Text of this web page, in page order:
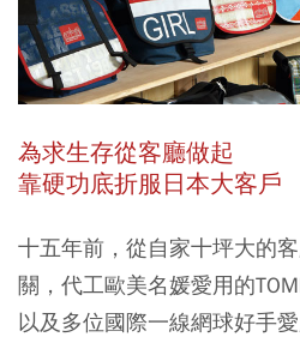
為求生存從客廳做起
靠硬功底折服日本大客戶
十五年前，從自家十坪大的
關，代工歐美名媛愛用的
以及多位國際一線網球好手